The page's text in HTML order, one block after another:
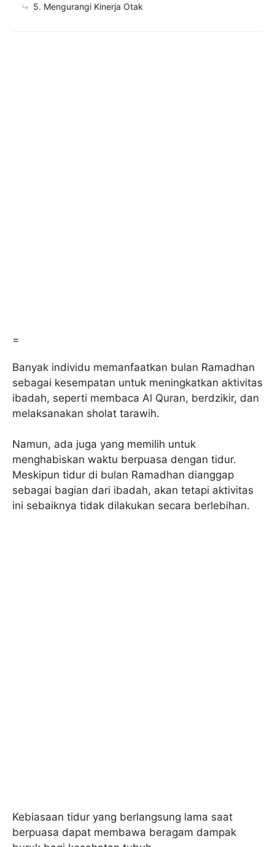
=
Banyak individu memanfaatkan bulan Ramadhan
sebagai kesempatan untuk meningkatkan aktivitas
ibadah, seperti membaca Al Quran, berdzikir, dan
melaksanakan sholat tarawih.
Namun, ada juga yang memilih untuk
menghabiskan waktu berpuasa dengan tidur.
Meskipun tidur di bulan Ramadhan dianggap
sebagai bagian dari ibadah, akan tetapi aktivitas
ini sebaiknya tidak dilakukan secara berlebihan.
Kebiasaan tidur yang berlangsung lama saat
berpuasa dapat membawa beragam dampak
5. Mengurangi Kinerja Otak